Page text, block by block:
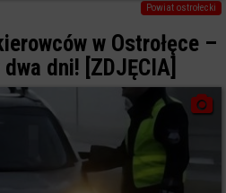
Powiat ostrołecki
w Ostrołęce –
dni! [ZDJĘCIA]